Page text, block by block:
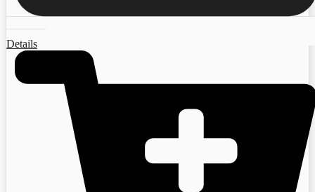
Details